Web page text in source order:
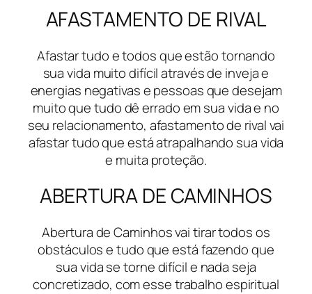
AFASTAMENTO DE RIVAL
Afastar tudo e todos que estão tornando
sua vida muito difícil através de inveja e
energias negativas e pessoas que desejam
muito que tudo dê errado em sua vida e no
seu relacionamento, afastamento de rival vai
afastar tudo que está atrapalhando sua vida
e muita proteção.
ABERTURA DE CAMINHOS
Abertura de Caminhos vai tirar todos os
obstáculos e tudo que está fazendo que
sua vida se torne difícil e nada seja
concretizado, com esse trabalho espiritual